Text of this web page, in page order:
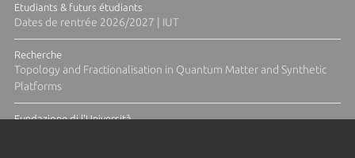
Etudiants & futurs étudiants
Dates de rentrée 2026/2027 | IUT
Recherche
Topology and Fractionalisation in Quantum Matter and Synthetic
Platforms
Fundazione di l'Università